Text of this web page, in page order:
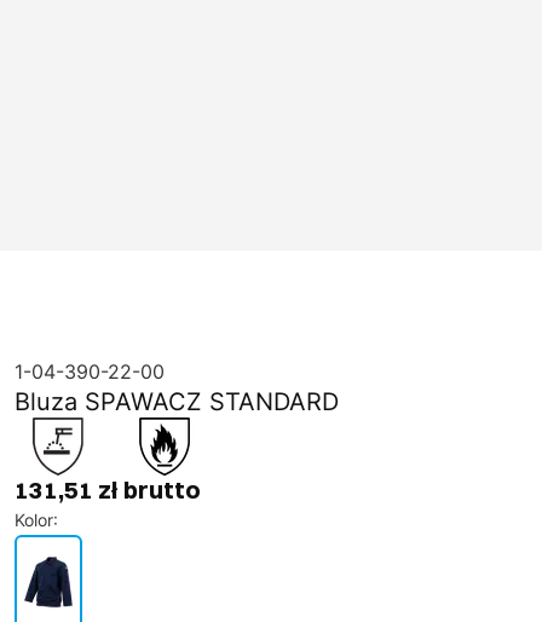
1-04-390-22-00
Bluza SPAWACZ STANDARD
131,51 zł brutto
Kolor: